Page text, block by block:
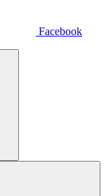
Facebook